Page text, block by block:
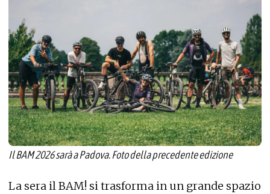
Il BAM 2026 sarà a Padova. Foto della precedente edizione
La sera il BAM! si trasforma in un grande spazio